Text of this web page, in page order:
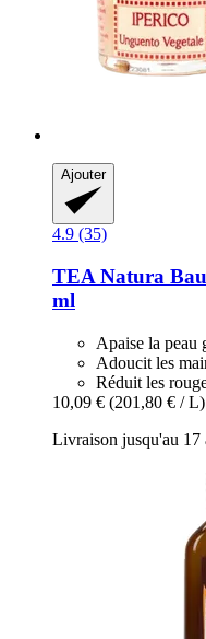
Ajouter
4.9 (35)
TEA Natura
ml
Apaise la peau
Adoucit les
Réduit les
10,09 € (201,80 € / L)
Livraison jusqu'au 17